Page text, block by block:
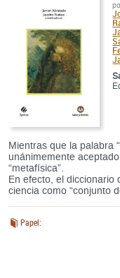
Mientras que la palabra
unánimemente
“metafísica”.
En efecto, el diccionario
ciencia como “conjunto
Papel: